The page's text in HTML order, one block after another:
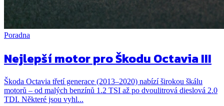
Poradna
Nejlepší motor pro Škodu Octavia III
Škoda Octavia třetí generace (2013–2020) nabízí širokou škálu
motorů – od malých benzínů 1.2 TSI až po dvoulitrová dieslová 2.0
TDI. Některé jsou vyhl...